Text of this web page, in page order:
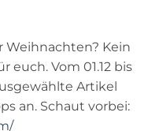
Weihnachten? Kein
euch. Vom 01.12 bis
Artikel
an. Schaut vorbei: